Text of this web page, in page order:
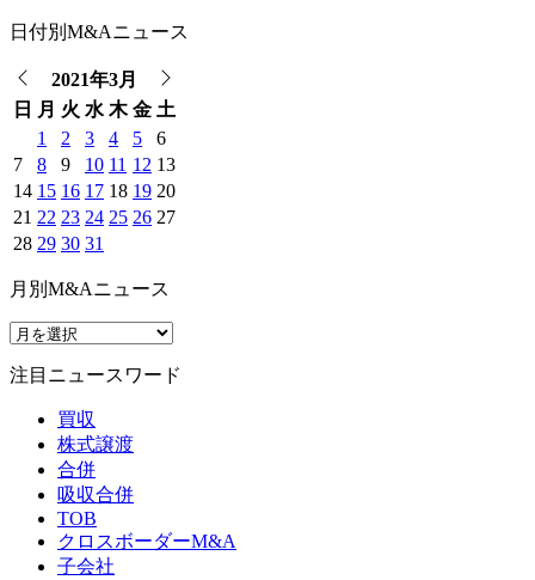
日付別M&Aニュース
2021年3月
日
月 火 水 木 金 土
1
2 3 4 5
6
7
8 9 10 11 12 13
14 15 16 17 18 19 20
21 22 23 24 25 26 27
28 29 30 31
月別M&Aニュース
注目ニュースワード
買収
株式譲渡
合併
吸収合併
TOB
クロスボーダーM&A
子会社